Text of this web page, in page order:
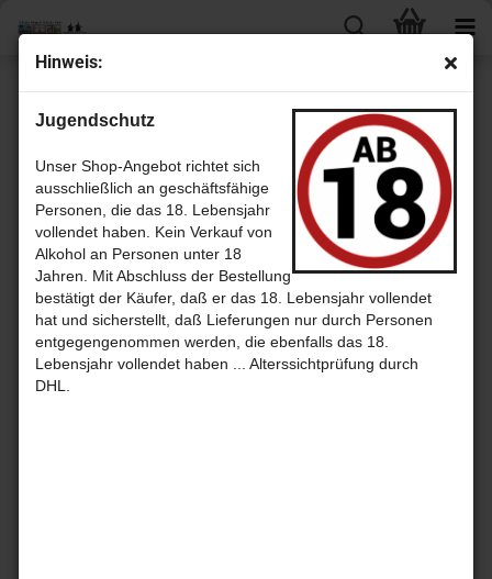
Hin­weis:
Jugendschutz
Unser Shop-Angebot richtet sich
ausschließlich an geschäftsfähige
Personen, die das 18. Lebensjahr
vollendet haben. Kein Verkauf von
Alkohol an Personen unter 18
Jahren. Mit Abschluss der Bestellung
bestätigt der Käufer, daß er das 18. Lebensjahr vollendet
hat und sicherstellt, daß Lieferungen nur durch Personen
entgegengenommen werden, die ebenfalls das 18.
Lebensjahr vollendet haben ... Alterssichtprüfung durch
DHL.
« Erster
« zurück
4Artikel in dieser Kategorie
Old Loch Ind­aal 1987 - 24 Jahre Sher­ry Cask (Bo­w­mo­re) 57,2% /
Sam­ple ab